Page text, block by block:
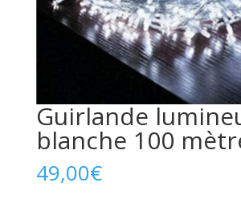
Guirlande
blanche 100
49,00€